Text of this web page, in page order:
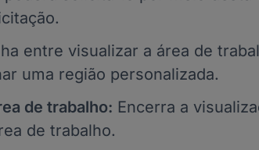
entre visualizar a área de
uma região personalizada.
de trabalho: Encerra a
de trabalho.